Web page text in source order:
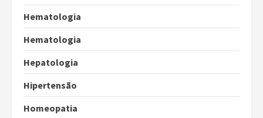
Hematologia
Hematologia
Hepatologia
Hipertensão
Homeopatia